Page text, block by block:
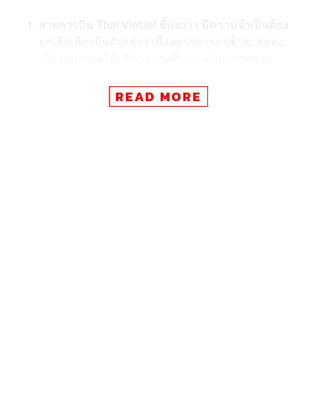
สายการบิน Thai VietJet ชี้แจงว่า มีความจำเป็นต้อง
กำหนดเวลาประกาศปิดเพื่อซ่อมทางวิ่งของท่า
อากาศยานภูเก็ตในเวลา 23.30 น.
READ MORE